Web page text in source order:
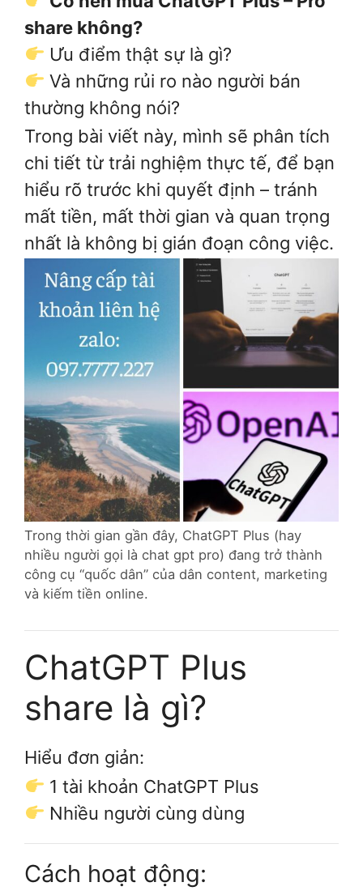
share không?
Ưu điểm thật sự là gì?
Và những rủi ro nào người bán
thường không nói?
Trong bài viết này, mình sẽ phân tích
chi tiết từ trải nghiệm thực tế, để bạn
hiểu rõ trước khi quyết định – tránh
mất tiền, mất thời gian và quan trọng
nhất là không bị gián đoạn công việc.
Trong thời gian gần đây, ChatGPT Plus (hay
nhiều người gọi là chat gpt pro) đang trở thành
công cụ “quốc dân” của dân content, marketing
và kiếm tiền online.
ChatGPT Plus
share là gì?
Hiểu đơn giản:
1 tài khoản ChatGPT Plus
Nhiều người cùng dùng
Cách hoạt động: